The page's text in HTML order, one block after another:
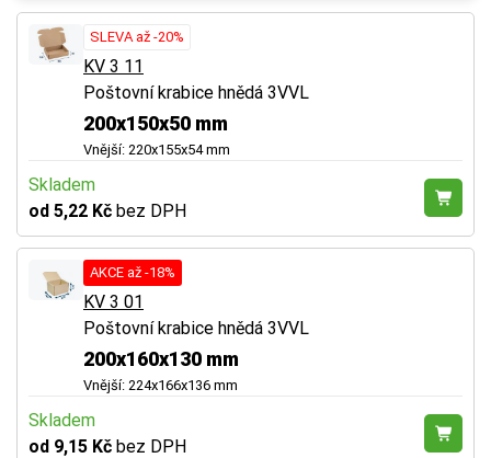
SLEVA až -20%
KV 3 11
Poštovní krabice hnědá 3VVL
200x150x50 mm
Vnější: 220x155x54 mm
Skladem
od 5,22 Kč bez DPH
AKCE až -18%
KV 3 01
Poštovní krabice hnědá 3VVL
200x160x130 mm
Vnější: 224x166x136 mm
Skladem
od 9,15 Kč bez DPH